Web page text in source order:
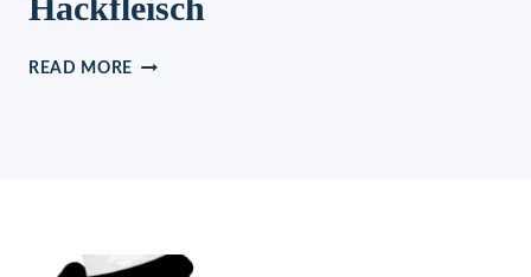
READ MORE HIRTENMAKKARONI